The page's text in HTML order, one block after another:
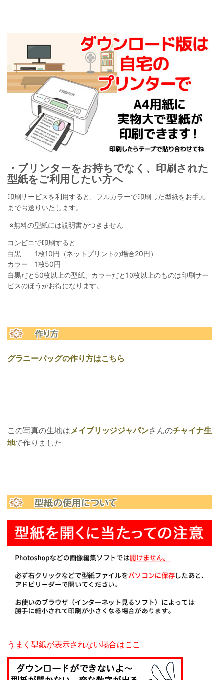
・プリンターをお持ちでなく、印刷された
型紙をご利用したい方へ
印刷サービスを利用すると、フルカラーで印刷した型紙をお手元
までお送りいたします。
※無料の型紙には説明書がつきません
コンビニで印刷すると
白黒 1枚10円（ネットプリントの場合20円）
カラー 1枚50円
白黒だと50枚以上の型紙、カラーだと10枚以上のものは印刷サー
ビスのほうがお得になります。
グラニーバッグの作り方はこちら
この写真の生地はメイブリッジジャパンさんのチャイナ生
地で作りました
うまく型紙が表示されない場合はここ